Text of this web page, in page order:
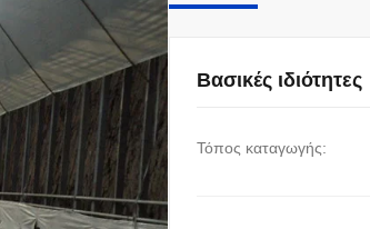
Βασικές ιδιότητες
Τόπος καταγωγής: